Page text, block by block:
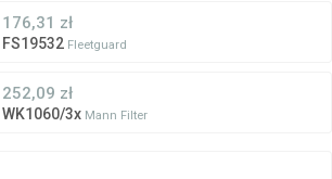
176,31 zł
FS19532 Fleetguard
252,09 zł
WK1060/3x Mann Filter